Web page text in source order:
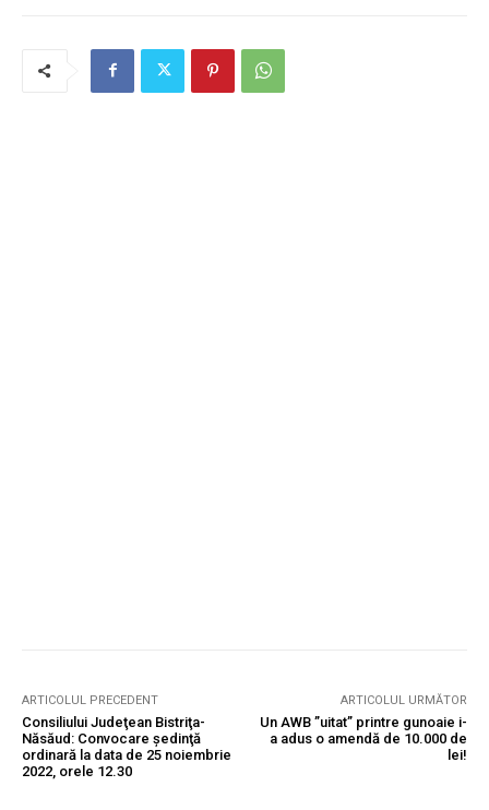
ARTICOLUL PRECEDENT
Consiliului Judeţean Bistriţa-
Năsăud: Convocare şedinţă
ordinară la data de 25 noiembrie
2022, orele 12.30
ARTICOLUL URMĂTOR
Un AWB ”uitat” printre gunoaie i-
a adus o amendă de 10.000 de
lei!